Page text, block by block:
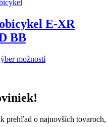
na
stránke
produktu.
viacero
variantov.
môžete
vybrať
E-XR
BB
možnostíTento
môžete
prehľad o najnovších tovaroch,